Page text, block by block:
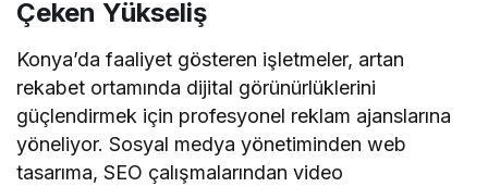
Çeken Yükseliş
Konya’da faaliyet gösteren işletmeler, artan
rekabet ortamında dijital görünürlüklerini
güçlendirmek için profesyonel reklam ajanslarına
yöneliyor. Sosyal medya yönetiminden web
tasarıma, SEO çalışmalarından video